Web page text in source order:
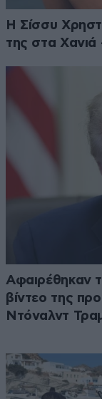
Η Σίσσυ
της στα Χανιά
Αφαιρέθηκαν
βίντεο της
Ντόναλντ